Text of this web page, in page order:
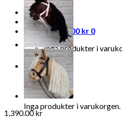
Logga in
Varukorg /
0.00 kr 0
Inga produkter i
0
Varukorg
Inga produkter i varukorgen.
1,390.00kr